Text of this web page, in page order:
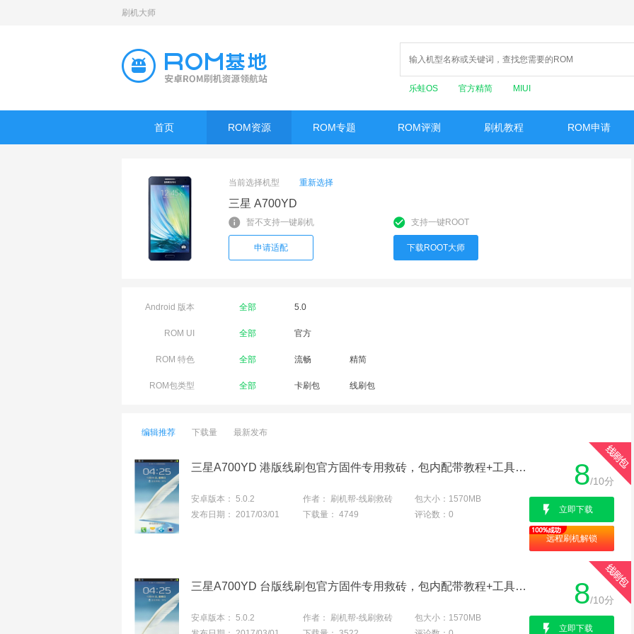
刷机大师
乐蛙OS 官方精简 MIUI
首页 ROM资源 ROM专题 ROM评测 刷机教程 ROM申请
当前选择机型 重新选择
三星 A700YD
暂不支持一键刷机
申请适配
支持一键ROOT
下载ROOT大师
Android 版本 全部 5.0
ROM UI 全部 官方
ROM 特色 全部 流畅 精简
ROM包类型 全部 卡刷包 线刷包
编辑推荐 下载量 最新发布
三星A700YD 港版线刷包官方固件专用救砖，包内配带教程+工具+教程，亲测100%可用
安卓版本： 5.0.2 作者： 刷机帮-线刷救砖 包大小： 1570MB
发布日期： 2017/03/01 下载量： 4749 评论数： 0
8/10分
立即下载
远程刷机解锁
三星A700YD 台版线刷包官方固件专用救砖，包内配带教程+工具+教程，亲测100%可用
安卓版本： 5.0.2 作者： 刷机帮-线刷救砖 包大小： 1570MB
8/10分
立即下载